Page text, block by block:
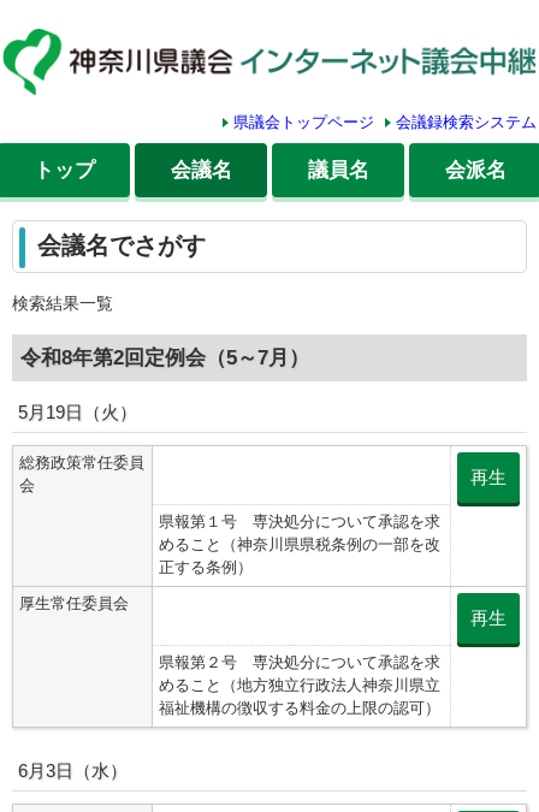
県議会トップページ 会議録検索システム
トップ 会議名 議員名 会派名
会議名でさがす
検索結果一覧
令和8年第2回定例会（5～7月）
5月19日（火）
総務政策常任委員
会
県報第１号 専決処分について承認を求
めること（神奈川県県税条例の一部を改
正する条例）
再生
厚生常任委員会
県報第２号 専決処分について承認を求
めること（地方独立行政法人神奈川県立
福祉機構の徴収する料金の上限の認可）
再生
6月3日（水）